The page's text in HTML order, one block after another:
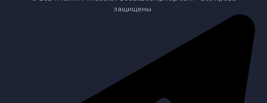
защищены.